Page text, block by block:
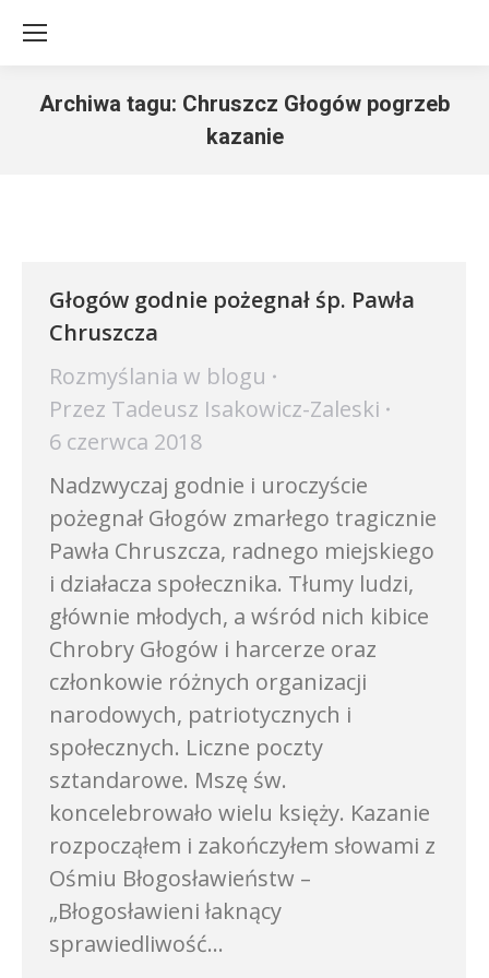
Archiwa tagu: Chruszcz Głogów pogrzeb
kazanie
Głogów godnie pożegnał śp. Pawła
Chruszcza
Rozmyślania w blogu
Przez Tadeusz Isakowicz-Zaleski
6 czerwca 2018
Nadzwyczaj godnie i uroczyście
pożegnał Głogów zmarłego tragicznie
Pawła Chruszcza, radnego miejskiego
i działacza społecznika. Tłumy ludzi,
głównie młodych, a wśród nich kibice
Chrobry Głogów i harcerze oraz
członkowie różnych organizacji
narodowych, patriotycznych i
społecznych. Liczne poczty
sztandarowe. Mszę św.
koncelebrowało wielu księży. Kazanie
rozpocząłem i zakończyłem słowami z
Ośmiu Błogosławieństw –
„Błogosławieni łaknący
sprawiedliwość…